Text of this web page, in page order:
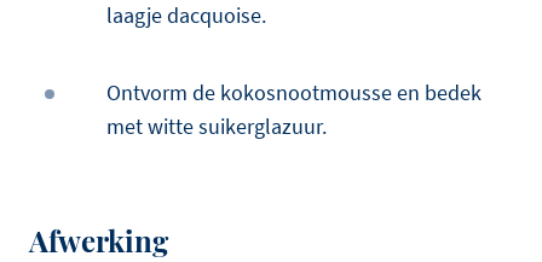
laagje dacquoise.
Ontvorm de kokosnootmousse en bedek
met witte suikerglazuur.
Afwerking